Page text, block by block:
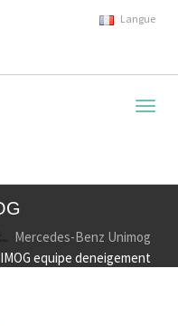
Langue
Mercedes-Benz Unimog
equipe deneigement